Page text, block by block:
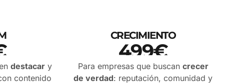
destacar y
contenido
CRECIMIENTO
499€
PRECIO SIN IVA
Para empresas que buscan crecer
de verdad: reputación, comunidad y